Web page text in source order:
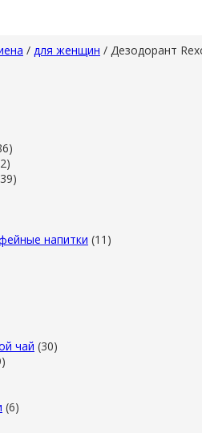
/ для женщин / Дезодорант
напитки (11)
чай (30)
(6)